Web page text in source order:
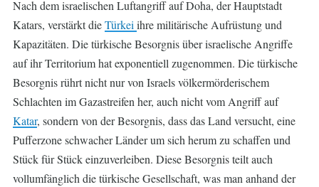
Nach dem israelischen Luftangriff auf Doha, der Hauptstadt
Katars, verstärkt dieTürkeiihre militärische Aufrüstung und
Kapazitäten. Die türkische Besorgnis über israelische Angriffe
auf ihr Territorium hat exponentiell zugenommen. Die türkische
Besorgnis rührt nicht nur von Israels völkermörderischem
Schlachten im Gazastreifen her, auch nicht vom Angriff auf
Katar, sondern von der Besorgnis, dass das Land versucht, eine
Pufferzone schwacher Länder um sich herum zu schaffen und
Stück für Stück einzuverleiben. Diese Besorgnis teilt auch
vollumfänglich die türkische Gesellschaft, was man anhand der